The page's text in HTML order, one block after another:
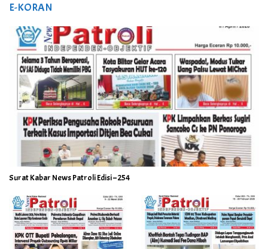
E-KORAN
Surat Kabar News Patroli Edisi – 254